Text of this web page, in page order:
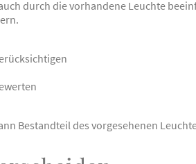
durch die vorhandene Leuchte
Bestandteil des vorgesehenen